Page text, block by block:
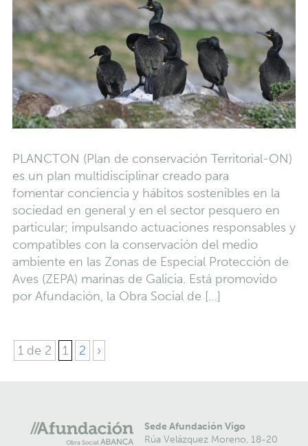
PLANCTON (Plan de conservación Territorial-ON)
es un plan multidisciplinar creado para
fomentar conciencia y hábitos sostenibles en la
sociedad en general y en el sector pesquero en
particular; impulsando actuaciones responsables y
compatibles con la conservación del medio
ambiente en las Zonas de Especial Protección de
Aves (ZEPA) marinas de Galicia. Está promovido
por Afundación, la Obra Social de […]
1 de 2 1 2 ›
Sede Afundación Vigo
Rúa Velázquez Moreno, 18-20